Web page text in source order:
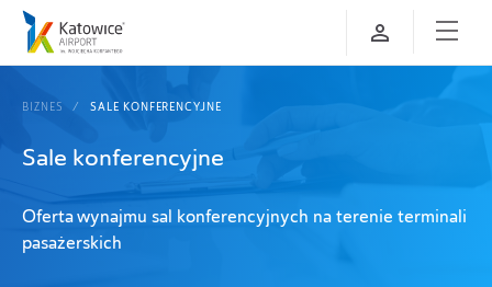
BIZNES SALE KONFERENCYJNE
Sale konferencyjne
Oferta wynajmu sal konferencyjnych na terenie terminali
pasażerskich